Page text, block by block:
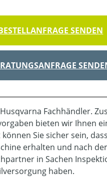
SENDEN
Fachhändler.
bieten wir Ihnen
Sie sicher sein,
erhalten und nach
in Sachen
haben.